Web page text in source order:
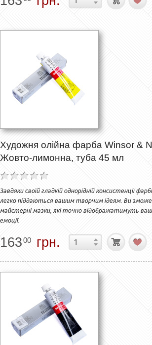
Художня олійна фарба Winsor &
Жовто-лимонна, туба 45 мл
Завдяки своїй гладкій однорідній консистенції
легко піддаються вашим творчим ідеям. Ви
майстерні мазки, які точно відображатимуть
емоції.
16300 грн.